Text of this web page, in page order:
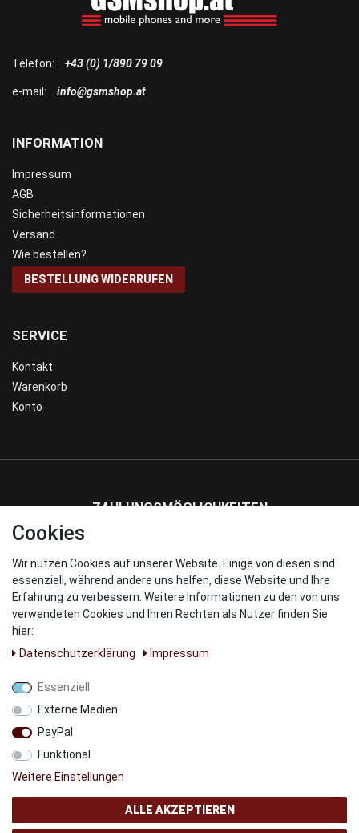
SERVICE
Kontakt
Warenkorb
Konto
INFORMATION
Impressum
AGB
Sicherheitsinformationen
Versand
Wie bestellen?
BESTELLUNG WIDERRUFEN
Telefon: +43 (0) 1/890 79 09
e-mail: info@gsmshop.at
ZAHLUNGSMÖGLICHKEITEN
WIR VERSENDEN MIT
Cookies
Wir nutzen Cookies auf unserer Website. Einige von diesen sind
essenziell, während andere uns helfen, diese Website und Ihre
Erfahrung zu verbessern. Weitere Informationen zu den von uns
verwendeten Cookies und Ihren Rechten als Nutzer finden Sie
hier:
Daten­schutz­erklärung
Impressum
Essenziell
Externe Medien
PayPal
Funktional
Weitere Einstellungen
ALLE AKZEPTIEREN